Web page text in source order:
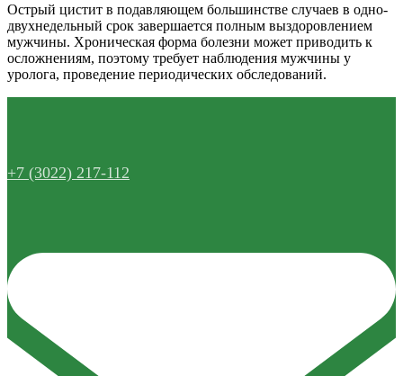
Острый цистит в подавляющем большинстве случаев в одно-
двухнедельный срок завершается полным выздоровлением
мужчины. Хроническая форма болезни может приводить к
осложнениям, поэтому требует наблюдения мужчины у
уролога, проведение периодических обследований.
+7 (3022) 217-112